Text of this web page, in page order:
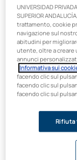
In
Borse di
Gli studenti che
microcredenziale
Santander e
UNIVERSIDAD
SUPERIOR
trattamento, cookie
navigazione sul
abitudini per
utente, oltre a creare
annunci
Informativa sui
facendo clic sul
facendo clic sul
facendo clic sul